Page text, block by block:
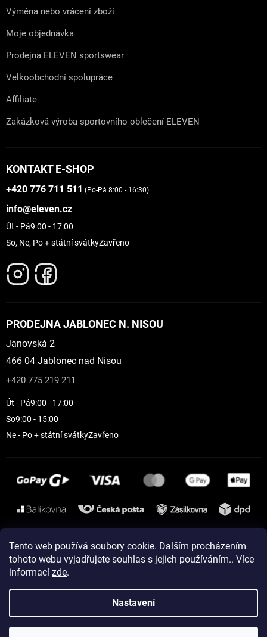
Tento web používá soubory cookie. Dalším procházením
tohoto webu vyjadřujete souhlas s jejich používáním.. Více
informací zde.
Nastavení
Výměna nebo vrácení zboží
Moje objednávka
Prodejna ELEVEN sportswear
Velkoobchodní spolupráce
Affiliate
Zakázková výroba sportovního oblečení ELEVEN
KONTAKT E-SHOP
+420 776 711 511 (Po-Pá 8:00 - 16:30)
info@eleven.cz
Út - Pá9:00 - 17:00
So, Ne, Po + státní svátkyZavřeno
PRODEJNA JABLONEC N. NISOU
Janovská 2
466 04 Jablonec nad Nisou
+420 775 219 211
Út - Pá9:00 - 17:00
So9:00 - 15:00
Ne - Po + státní svátkyZavřeno
Instagram
Vytvořil Shoptet
Copyright 2026ELEVEN sportswear. Všechna práva vyhrazena.